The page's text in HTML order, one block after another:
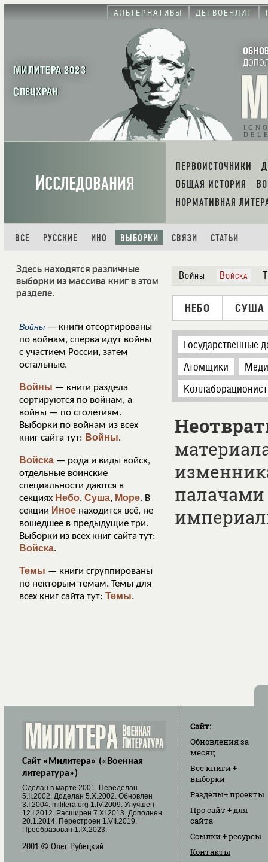
АЛЬТЕРНАТИВЫ ДЕТВОЕНЛИТ
МИЛИТЕРА 2023
СПЕЦХРАН
ИССЛЕДОВАНИЯ
ПЕРВОИСТОЧНИКИ
ОБЩАЯ ИСТОРИЯ
НОРМАТИВНАЯ
ВСЕ РУССКИЕ ИНО ВЫБОРКИ СВЯЗИ СТАТЬИ
Здесь находятся различные
выборки из массива книг в этом
разделе.
Войны — книги отсортированы
по войнам, сперва идут войны
с участием России, затем
остальные.
Войны — книги раздела
сортируются по войнам, а
войны — по столетиям.
Выборки по войнам из всех
книг сайта тут: Войны.
Войска — рода и виды войск,
отдельные воинские
специальности даются в
секциях Небо, Суша, Море. В
секции Иное находится всё, не
вошедшее в предыдущие три.
Выборки из всех книг сайта тут:
Войска.
Темы — книги сгруппированы
по некторым темам. Темы для
всех книг сайта тут: Темы.
Войны Войска
НЕБО СУША
Государственные
Атомщики
Сайт «Милитера» («Военная
литература»)
Cделан в марте 2001. Переделан
5.II.2002. Доделан 5.X.2002. Обновлен
3.I.2004. militera.org 1.IV.2009. Улучшен
12.I.2012. Расширен 7.XI.2013. Дополнен
20.1.2014. Перестроен 1.VII.2019.
Преобразован 1.IX.2023.
2001 © Олег Рубецкий
Сайт:
Обновленияза
месяц
Все книги+
выборки
Разделы+ проекты
Про сайт + для
сайта
Ссылки+ ресурсы
Контакты